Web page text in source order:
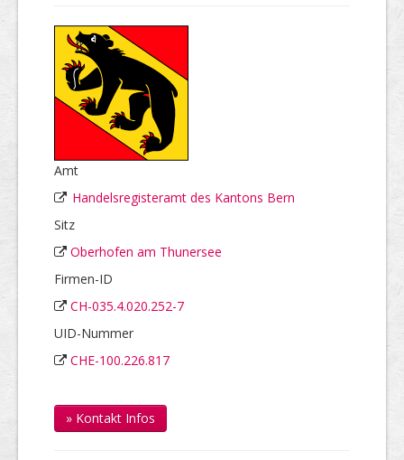
Amt
Handelsregisteramt des Kantons Bern
Sitz
Oberhofen am Thunersee
Firmen-ID
CH-035.4.020.252-7
UID-Nummer
CHE-100.226.817
» Kontakt Infos